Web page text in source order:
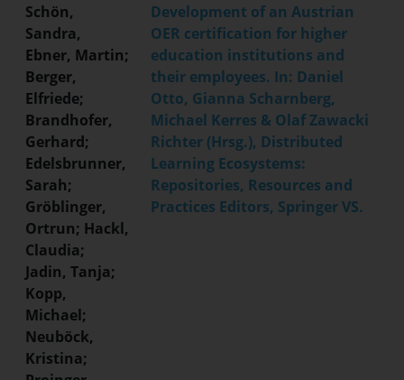
Schön,
Sandra,
Ebner, Martin;
Berger,
Elfriede;
Brandhofer,
Gerhard;
Edelsbrunner,
Sarah;
Gröblinger,
Ortrun; Hackl,
Claudia;
Jadin, Tanja;
Kopp,
Michael;
Neuböck,
Kristina;
Development of an Austrian
OER certification for higher
education institutions and
their employees. In: Daniel
Otto, Gianna Scharnberg,
Michael Kerres & Olaf Zawacki
Richter (Hrsg.), Distributed
Learning Ecosystems:
Repositories, Resources and
Practices Editors, Springer VS.